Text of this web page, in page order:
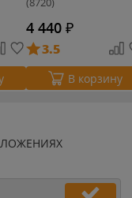
4 440 ₽
3.5
В корзину